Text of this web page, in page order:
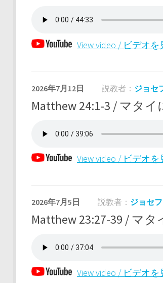
View video / ビデオを
2026年7月12日 説教者： ジョセ
Matthew 24:1-3 / マタ
View video / ビデオを
2026年7月5日 説教者： ジョセ
Matthew 23:27-39 / マ
View video / ビデオを